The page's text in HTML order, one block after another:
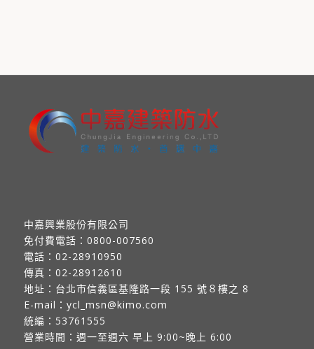
中嘉興業股份有限公司
免付費電話： 0800-007560
電話： 02-28910950
傳真： 02-28912610
地址： 台北市信義區基隆路一段 155 號８樓之 8
E-mail： ycl_msn@kimo.com
統編：53761555
營業時間：週一至週六 早上 9:00~晚上 6:00